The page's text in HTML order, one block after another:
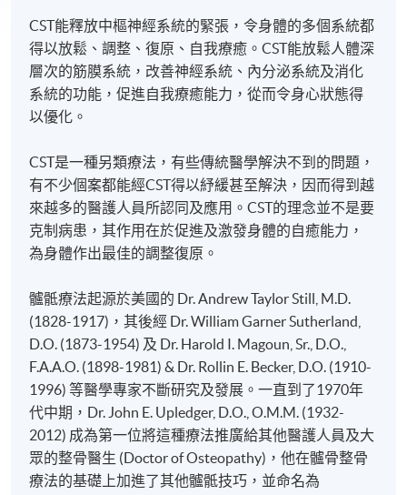
CST能釋放中樞神經系統的緊張，令身體的多個系統都
得以放鬆、調整、復原、自我療癒。CST能放鬆人體深
層次的筋膜系統，改善神經系統、內分泌系統及消化
系統的功能，促進自我療癒能力，從而令身心狀態得
以優化。
CST是一種另類療法，有些傳統醫學解決不到的問題，
有不少個案都能經CST得以紓緩甚至解決，因而得到越
來越多的醫護人員所認同及應用。CST的理念並不是要
克制病患，其作用在於促進及激發身體的自癒能力，
為身體作出最佳的調整復原。
髗骶療法起源於美國的 Dr. Andrew Taylor Still, M.D.
(1828-1917)，其後經 Dr. William Garner Sutherland,
D.O. (1873-1954) 及 Dr. Harold I. Magoun, Sr., D.O.,
F.A.A.O. (1898-1981) & Dr. Rollin E. Becker, D.O. (1910-
1996) 等醫學專家不斷研究及發展。一直到了1970年
代中期，Dr. John E. Upledger, D.O., O.M.M. (1932-
2012) 成為第一位將這種療法推廣給其他醫護人員及大
眾的整骨醫生 (Doctor of Osteopathy)，他在髗骨整骨
療法的基礎上加進了其他髗骶技巧，並命名為